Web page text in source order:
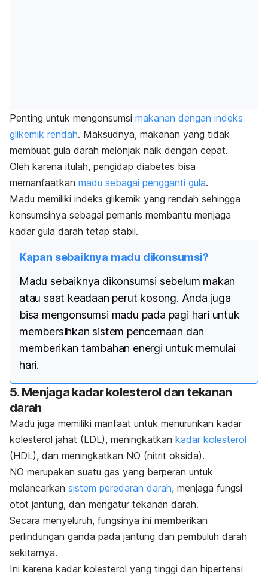
Penting untuk mengonsumsi makanan dengan indeks
glikemik rendah. Maksudnya, makanan yang tidak
membuat gula darah melonjak naik dengan cepat.
Oleh karena itulah, pengidap diabetes bisa
memanfaatkan madu sebagai pengganti gula.
Madu memiliki indeks glikemik yang rendah sehingga
konsumsinya sebagai pemanis membantu menjaga
kadar gula darah tetap stabil.
Kapan sebaiknya madu dikonsumsi?
Madu sebaiknya dikonsumsi sebelum makan
atau saat keadaan perut kosong. Anda juga
bisa mengonsumsi madu pada pagi hari untuk
membersihkan sistem pencernaan dan
memberikan tambahan energi untuk memulai
hari.
5. Menjaga kadar kolesterol dan tekanan
darah
Madu juga memiliki manfaat untuk menurunkan kadar
kolesterol jahat (LDL), meningkatkan kadar kolesterol
(HDL), dan meningkatkan NO (nitrit oksida).
NO merupakan suatu gas yang berperan untuk
melancarkan sistem peredaran darah, menjaga fungsi
otot jantung, dan mengatur tekanan darah.
Secara menyeluruh, fungsinya ini memberikan
perlindungan ganda pada jantung dan pembuluh darah
sekitarnya.
Ini karena kadar kolesterol yang tinggi dan hipertensi